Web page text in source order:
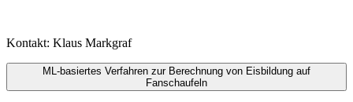
Kontakt: Klaus Markgraf
ML-basiertes Verfahren zur Berechnung von Eisbildung auf
Fanschaufeln